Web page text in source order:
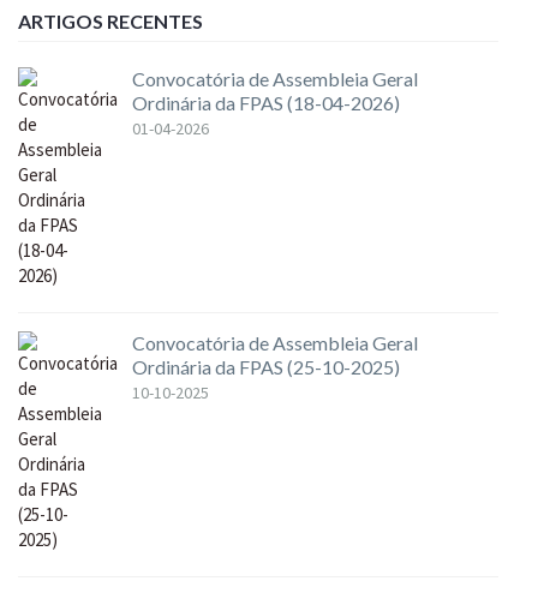
ARTIGOS RECENTES
Convocatória de Assembleia Geral
Ordinária da FPAS (18-04-2026)
01-04-2026
Convocatória de Assembleia Geral
Ordinária da FPAS (25-10-2025)
10-10-2025